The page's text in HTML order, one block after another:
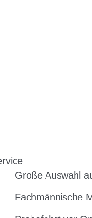
Große Auswahl
Fachmännische